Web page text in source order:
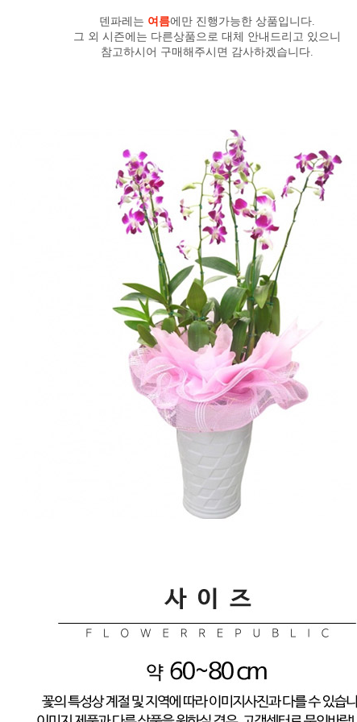
덴파레는 여름에만 진행가능한 상품입니다.
그 외 시즌에는 다른상품으로 대체 안내드리고 있으니
참고하시어 구매해주시면 감사하겠습니다.